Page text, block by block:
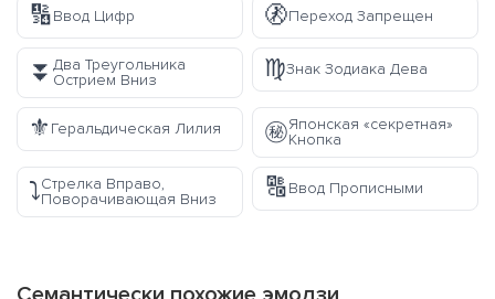
🔢Ввод Цифр 🚷Переход Запрещен
⏬ Два Треугольника
Острием Вниз
♍Знак Зодиака Дева
⚜️ Геральдическая Лилия ㊙️Японская «секретная»
Кнопка
⤵️Стрелка Вправо,
Поворачивающая Вниз
🔠Ввод Прописными